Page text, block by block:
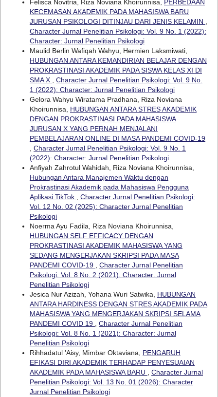
Felisca Novitria, Riza Noviana Khoirunnisa, PERBEDAAN
KECEMASAN AKADEMIK PADA MAHASISWA BARU
JURUSAN PSIKOLOGI DITINJAU DARI JENIS KELAMIN ,
Character Jurnal Penelitian Psikologi: Vol. 9 No. 1 (2022):
Character: Jurnal Penelitian Psikologi
Maulid Berlin Wafiqah Wahyu, Hermien Laksmiwati,
HUBUNGAN ANTARA KEMANDIRIAN BELAJAR DENGAN
PROKRASTINASI AKADEMIK PADA SISWA KELAS XI DI
SMA X , Character Jurnal Penelitian Psikologi: Vol. 9 No.
1 (2022): Character: Jurnal Penelitian Psikologi
Gelora Wahyu Wiratama Pradhana, Riza Noviana
Khoirunnisa, HUBUNGAN ANTARA STRES AKADEMIK
DENGAN PROKRASTINASI PADA MAHASISWA
JURUSAN X YANG PERNAH MENJALANI
PEMBELAJARAN ONLINE DI MASA PANDEMI COVID-19
, Character Jurnal Penelitian Psikologi: Vol. 9 No. 1
(2022): Character: Jurnal Penelitian Psikologi
Anfiyah Zahrotul Wahidah, Riza Noviana Khoirunnisa,
Hubungan Antara Manajemen Waktu dengan
Prokrastinasi Akademik pada Mahasiswa Pengguna
Aplikasi TikTok , Character Jurnal Penelitian Psikologi:
Vol. 12 No. 02 (2025): Character Jurnal Penelitian
Psikologi
Noerma Ayu Fadila, Riza Noviana Khoirunnisa,
HUBUNGAN SELF EFFICACY DENGAN
PROKRASTINASI AKADEMIK MAHASISWA YANG
SEDANG MENGERJAKAN SKRIPSI PADA MASA
PANDEMI COVID-19 , Character Jurnal Penelitian
Psikologi: Vol. 8 No. 2 (2021): Character: Jurnal
Penelitian Psikologi
Jesica Nur Azizah, Yohana Wuri Satwika, HUBUNGAN
ANTARA HARDINESS DENGAN STRES AKADEMIK PADA
MAHASISWA YANG MENGERJAKAN SKRIPSI SELAMA
PANDEMI COVID 19 , Character Jurnal Penelitian
Psikologi: Vol. 8 No. 1 (2021): Character: Jurnal
Penelitian Psikologi
Rihhadatul 'Aisy, Mimbar Oktaviana, PENGARUH
EFIKASI DIRI AKADEMIK TERHADAP PENYESUAIAN
AKADEMIK PADA MAHASISWA BARU , Character Jurnal
Penelitian Psikologi: Vol. 13 No. 01 (2026): Character
Jurnal Penelitian Psikologi